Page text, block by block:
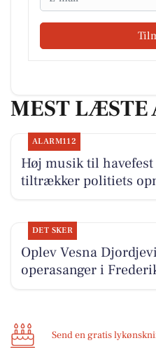
MEST LÆSTE
ALARM112
Høj musik til
tiltrækker politiets
DET SKER
Oplev Vesna
operasanger i
Send en gratis